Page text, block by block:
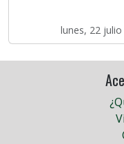
lunes, 22